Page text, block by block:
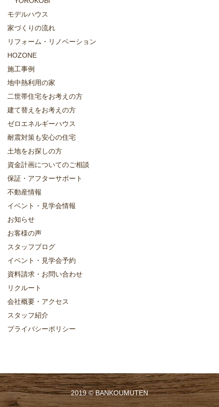
モデルハウス
家づくりの流れ
リフォーム・リノベーション
HOZONE
施工事例
地中熱利用の家
二世帯住宅をお考えの方
建て替えをお考えの方
ゼロエネルギーハウス
耐震対策も安心の住宅
土地をお探しの方
資金計画についてのご相談
保証・アフターサポート
不動産情報
イベント・見学会情報
お知らせ
お客様の声
スタッフブログ
イベント・見学会予約
資料請求・お問い合わせ
リクルート
会社概要・アクセス
スタッフ紹介
プライバシーポリシー
2019 ©BANKOUMUTEN